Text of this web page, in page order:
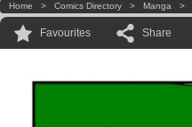
Home > Comics Directory > Manga >
Favourites Share